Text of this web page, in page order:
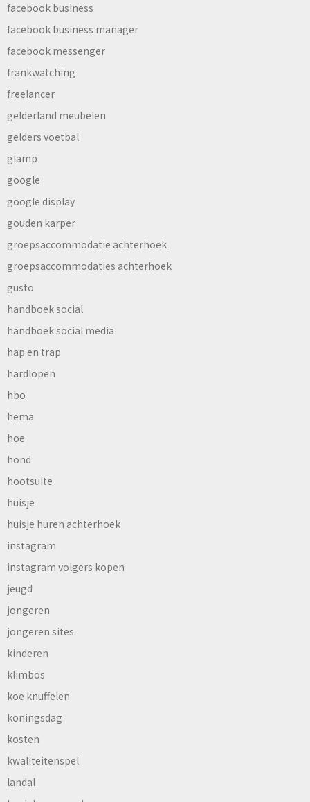
facebook business
facebook business manager
facebook messenger
frankwatching
freelancer
gelderland meubelen
gelders voetbal
glamp
google
google display
gouden karper
groepsaccommodatie achterhoek
groepsaccommodaties achterhoek
gusto
handboek social
handboek social media
hap en trap
hardlopen
hbo
hema
hoe
hond
hootsuite
huisje
huisje huren achterhoek
instagram
instagram volgers kopen
jeugd
jongeren
jongeren sites
kinderen
klimbos
koe knuffelen
koningsdag
kosten
kwaliteitenspel
landal